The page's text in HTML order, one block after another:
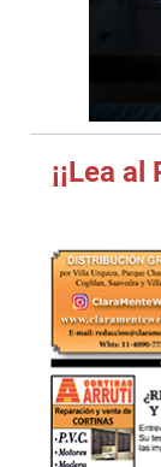
¡¡Lea